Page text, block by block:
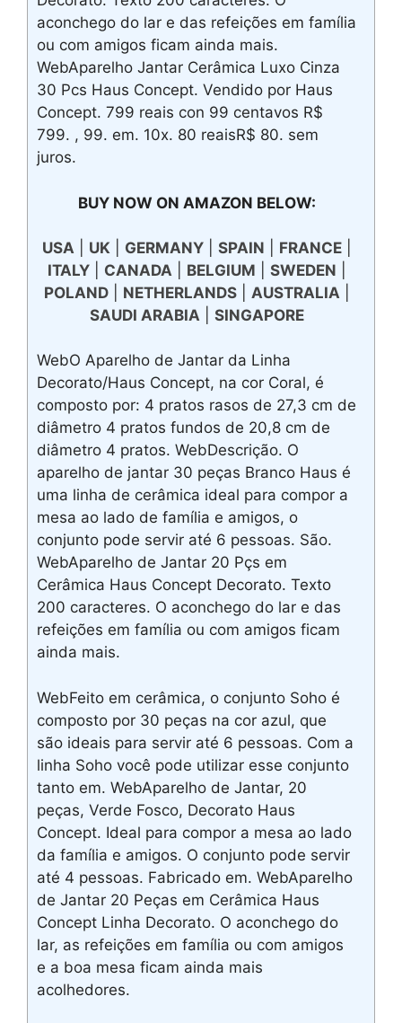
aconchego do lar e das refeições em família
ou com amigos ficam ainda mais.
WebAparelho Jantar Cerâmica Luxo Cinza
30 Pcs Haus Concept. Vendido por Haus
Concept. 799 reais con 99 centavos R$
799. , 99. em. 10x. 80 reaisR$ 80. sem
juros.
BUY NOW ON AMAZON BELOW:
USA UK GERMANY| SPAIN FRANCE|
ITALY| CANADA BELGIUM SWEDEN
POLAND| NETHERLANDS| AUSTRALIA
SAUDI ARABIA
SINGAPORE
WebO Aparelho de Jantar da Linha
Decorato/Haus Concept, na cor Coral, é
composto por: 4 pratos rasos de 27,3 cm de
diâmetro 4 pratos fundos de 20,8 cm de
diâmetro 4 pratos. WebDescrição. O
aparelho de jantar 30 peças Branco Haus é
uma linha de cerâmica ideal para compor a
mesa ao lado de família e amigos, o
conjunto pode servir até 6 pessoas. São.
WebAparelho de Jantar 20 Pçs em
Cerâmica Haus Concept Decorato. Texto
200 caracteres. O aconchego do lar e das
refeições em família ou com amigos ficam
ainda mais.
WebFeito em cerâmica, o conjunto Soho é
composto por 30 peças na cor azul, que
são ideais para servir até 6 pessoas. Com a
linha Soho você pode utilizar esse conjunto
tanto em. WebAparelho de Jantar, 20
peças, Verde Fosco, Decorato Haus
Concept. Ideal para compor a mesa ao lado
da família e amigos. O conjunto pode servir
até 4 pessoas. Fabricado em. WebAparelho
de Jantar 20 Peças em Cerâmica Haus
Concept Linha Decorato. O aconchego do
lar, as refeições em família ou com amigos
e a boa mesa ficam ainda mais
acolhedores.